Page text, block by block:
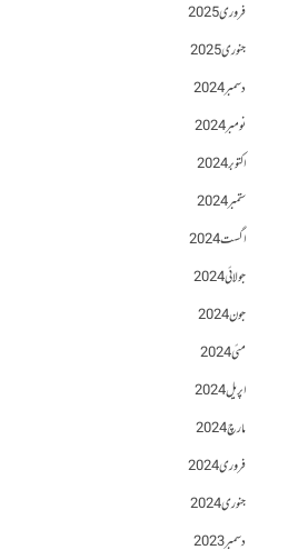
فروری 2025
جنوری 2025
دسمبر 2024
نومبر 2024
اکتوبر 2024
ستمبر 2024
اگست 2024
جولائی 2024
جون 2024
مئی 2024
اپریل 2024
مارچ 2024
فروری 2024
جنوری 2024
دسمبر 2023